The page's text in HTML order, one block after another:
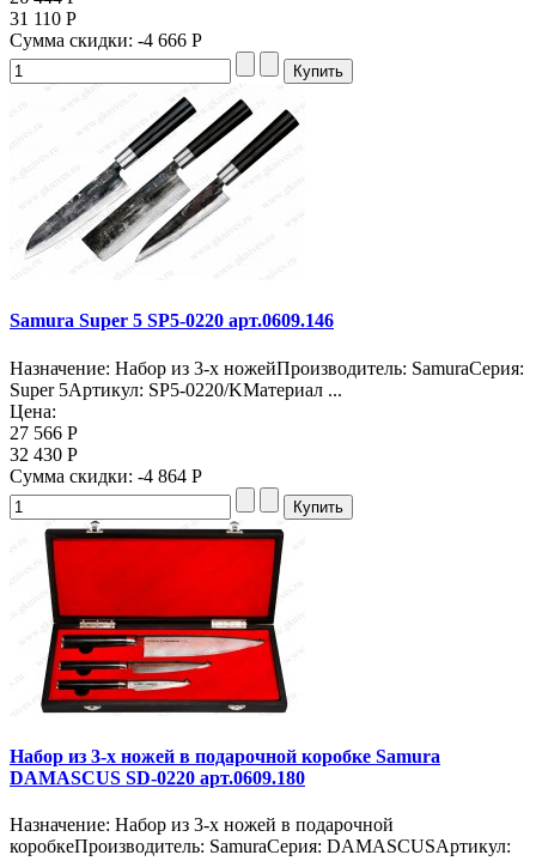
31 110 Р
Сумма скидки: -4 666 Р
Samura Super 5 SP5-0220 арт.0609.146
Назначение: Набор из 3-х ножейПроизводитель: SamuraСерия:
Super 5Артикул: SP5-0220/KМатериал ...
Цена:
27 566 Р
32 430 Р
Сумма скидки: -4 864 Р
Набор из 3-х ножей в подарочной коробке Samura
DAMASCUS SD-0220 арт.0609.180
Назначение: Набор из 3-х ножей в подарочной
коробкеПроизводитель: SamuraСерия: DAMASCUSАртикул: